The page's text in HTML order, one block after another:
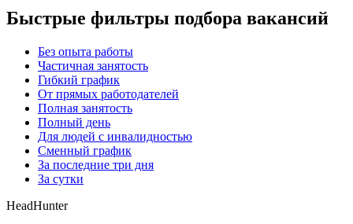
Быстрые фильтры подбора вакансий
Без опыта работы
Частичная занятость
Гибкий график
От прямых работодателей
Полная занятость
Полный день
Для людей с инвалидностью
Сменный график
За последние три дня
За сутки
HeadHunter